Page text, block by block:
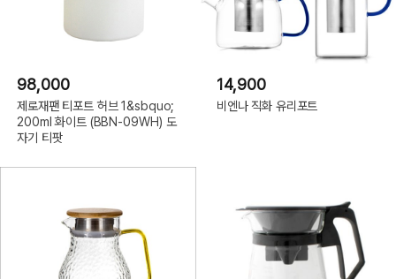
98,000
제로재팬 티포트 허브 1&sbquo;
200ml 화이트 (BBN-09WH) 도
자기 티팟
14,900
비엔나 직화 유리포트